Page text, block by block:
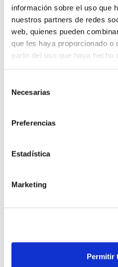
información sobre el uso que
nuestros partners de redes
web, quienes pueden
que les haya proporcionado o
partir del uso que haya hecho
Necesarias
Preferencias
Estadística
Marketing
Permitir
STANGEST
OTICAN LIMPIADOR DE OIDOS
PERRROS Y GATOS (125ML)